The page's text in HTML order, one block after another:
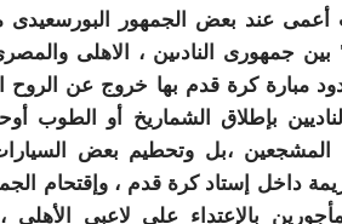
عند بعض الجمهور ا لبور سعيدى
جمهورى النادىين ، الاهلى
مبارة كرة قدم بها خروج عن الروح
بإطلاق الشماريخ أو الطوب
المشجعين ،بل وتحطيم بعض
داخل إستاد كرة قدم ، وإقتحام
بالإعتداء على لاعبى الأهلى